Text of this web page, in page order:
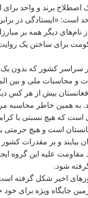
اصطلاح برند و واحد
است: «ایستادگی در
نامهای دیگر همه بر
برای ساختن یک
سراسر کشور که بدون
محاسبات ملی و بین
بیش از هر کس
به همین خاطر محاسبه
است که هیچ نسبتی با
است و هیچ حرمتی
بیایند و بر مقدرات
علیه این گروه
شود.
اخیر شکل گرفته
جایگاه ویژه برای